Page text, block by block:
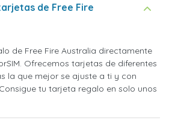
de Free Fire
de Free Fire Australia directamente
Ofrecemos tarjetas de diferentes
la que mejor se ajuste a ti y con
tu tarjeta regalo en solo unos